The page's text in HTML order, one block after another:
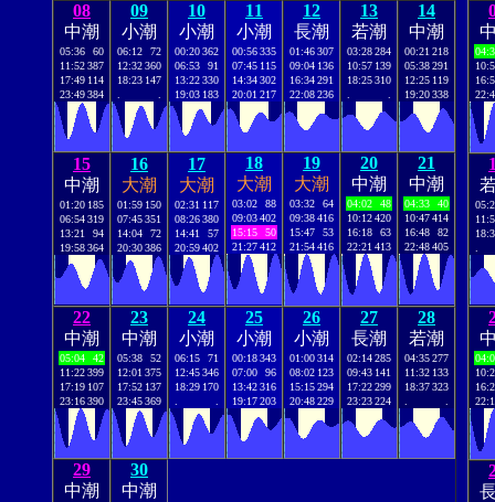
08
中潮
05:36
60
11:52387
17:49 114
23:49384
09
小潮
06:12
72
12:32360
18:23 147
10
小潮
00:20362
06:53
91
13:22330
19:03 183
11
小潮
00:56335
07:45 115
14:34302
20:01 217
12
長潮
01:46307
09:04 136
16:34291
22:08236
13
若潮
03:28284
10:57 139
18:25310
14
中潮
00:21 218
05:38291
12:25 119
19:20338
15
中潮
01:20 185
06:54319
13:21
94
19:58364
16
大潮
01:59 150
07:45351
14:04
72
20:30386
17
大潮
02:31 117
08:26380
14:41
57
20:59402
18
大潮
03:02
88
09:03402
15:15
50
21:27412
19
大潮
03:32
64
09:38416
15:47
53
21:54416
20
中潮
04:02
48
10:12420
16:18
63
22:21 413
21
中潮
04:33
40
10:47414
16:48
82
22:48405
22
中潮
05:04
42
11:22399
17:19 107
23:16390
23
中潮
05:38
52
12:01 375
17:52 137
23:45369
24
小潮
06:15
71
12:45346
18:29 170
25
小潮
00:18343
07:00
96
13:42316
19:17203
26
小潮
01:00314
08:02 123
15:15294
20:48229
27
長潮
02:14285
09:43 141
17:22299
23:23224
28
若潮
04:35277
11:32 133
18:37323
29
中潮
30
中潮